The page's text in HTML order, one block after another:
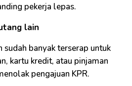
pekerja lepas.
lain
sudah banyak terserap untuk
kartu kredit, atau pinjaman
pengajuan KPR.